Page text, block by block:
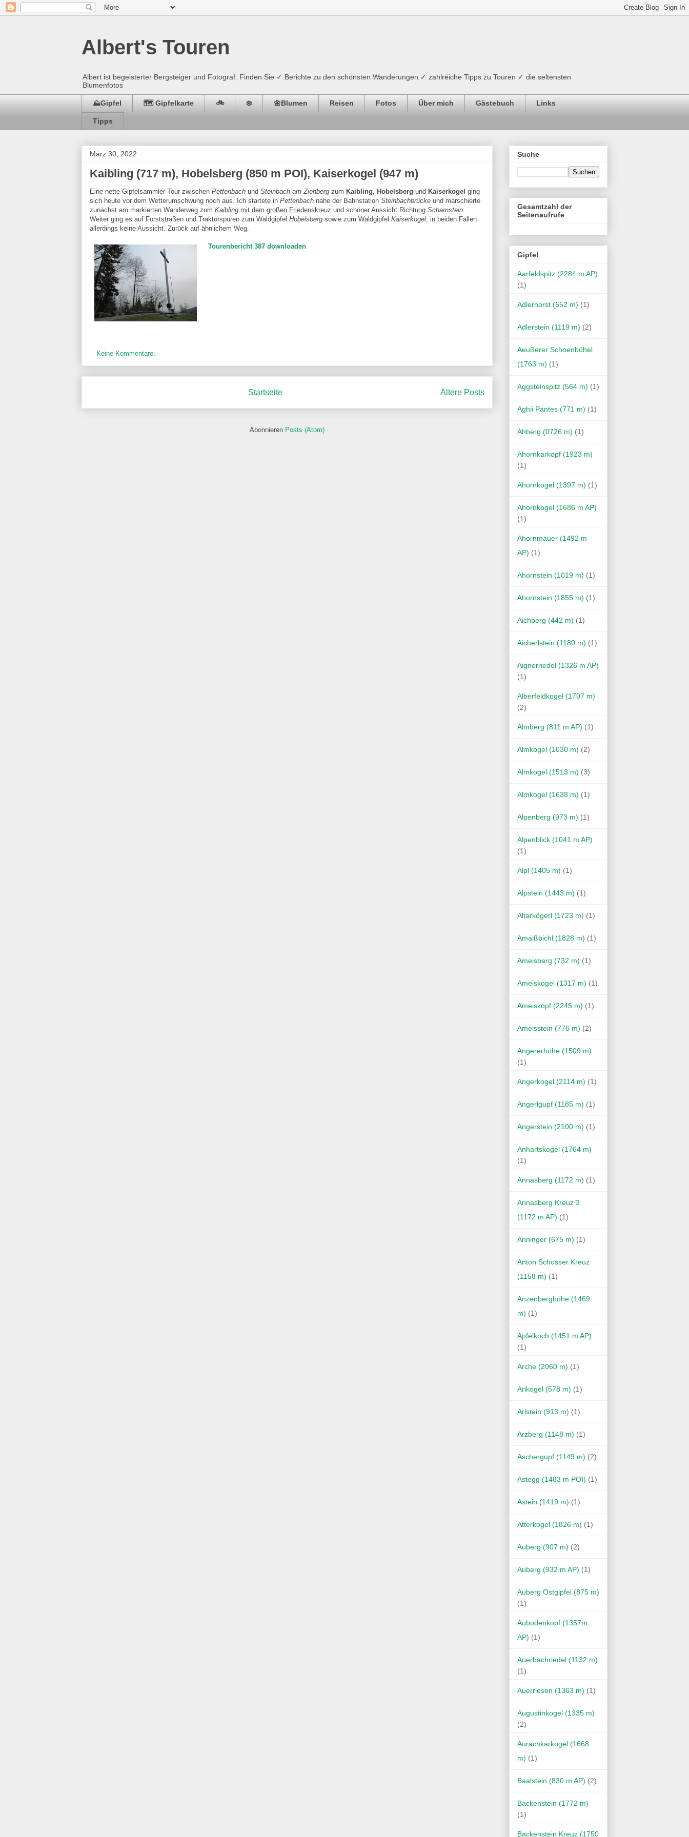
Albert's Touren
Albert ist begeisterter Bergsteiger und Fotograf. Finden Sie ✓ Berichte zu den schönsten Wanderungen ✓ zahlreiche Tipps zu Touren ✓ die seltensten
Blumenfotos
⛰️Gipfel 🗺️ Gipfelkarte 🚲 ❄️ 🌼Blumen Reisen Fotos Über mich Gästebuch Links
Tipps
März 30, 2022
Kaibling (717 m), Hobelsberg (850 m POI), Kaiserkogel (947 m)
Eine nette Gipfelsammler-Tour zwischen Pettenbach und Steinbach am Ziehberg zum Kaibling Hobelsberg und Kaiserkogel ging
sich heute vor dem Wetterumschwung noch aus
Ich startete in Pettenbach nahe der Bahnstation Steinbachbrücke und marschierte
zunächst am markierten Wanderweg zum Kaibling mit dem großen Friedenskreuz und schöner Aussicht Richtung Scharnstein
Weiter ging es auf Forststraßen und Traktorspuren zum Waldgipfel Hobelsberg sowie zum Waldgipfel Kaiserkogel , in beiden Fällen
allerdings keine Aussicht. Zurück auf ähnlichem Weg.
Tourenbericht 387 downloaden
Keine Kommentare:
Ältere Posts
Startseite
Abonnieren Posts (Atom)
Suche
Gesamtzahl der
Seitenaufrufe
Gipfel
Aarfeldspitz (2284 m AP)
(1)
Adlerhorst (652 m) (1)
Adlerstein (1119 m) (2)
Aeußerer Schoenbühel
(1763 m) (1)
Aggsteinspitz (564 m) (1)
Aghii Pantes (771 m) (1)
Ahberg (0726 m) (1)
Ahornkarkopf (1923 m)
(1)
Ahornkogel (1397 m) (1)
Ahornkogel (1686 m AP)
(1)
Ahornmauer (1492 m
AP) (1)
Ahornstein (1019 m) (1)
Ahornstein (1855 m) (1)
Aichberg (442 m) (1)
Aicherlstein (1180 m) (1)
Aignerriedel (1326 m AP)
(1)
Alberfeldkogel (1707 m)
(2)
Almberg (811 m AP) (1)
Almkogel (1030 m) (2)
Almkogel (1513 m) (3)
Almkogel (1638 m) (1)
Alpenberg (973 m) (1)
Alpenblick (1041 m AP)
(1)
Alpl (1405 m) (1)
Alpstein (1443 m) (1)
Altarkögerl (1723 m) (1)
Amaißbichl (1828 m) (1)
Ameisberg (732 m) (1)
Ameiskogel (1317 m) (1)
Ameiskopf (2245 m) (1)
Ameisstein (776 m) (2)
Angererhöhe (1509 m)
(1)
Angerkogel (2114 m) (1)
Angerlgupf (1185 m) (1)
Angerstein (2100 m) (1)
Anhartskogel (1764 m)
(1)
Annasberg (1172 m) (1)
Annasberg Kreuz 3
(1172 m AP) (1)
Anninger (675 m) (1)
Anton Schosser Kreuz
(1158 m) (1)
Anzenberghöhe (1469
m) (1)
Apfelkoch (1451 m AP)
(1)
Arche (2060 m) (1)
Arikogel (578 m) (1)
Arlstein (913 m) (1)
Arzberg (1148 m) (1)
Aschergupf (1149 m) (2)
Astegg (1483 m POI) (1)
Astein (1419 m) (1)
Atterkogel (1826 m) (1)
Auberg (907 m) (2)
Auberg (932 m AP) (1)
Auberg Ostgipfel (875 m)
(1)
Aubodenkopf (1357m
AP) (1)
Auerbachriedel (1132 m)
(1)
Auerriesen (1363 m) (1)
Augustinkogel (1335 m)
(2)
Aurachkarkogel (1668
m) (1)
Baalstein (830 m AP) (2)
Backenstein (1772 m)
(1)
Backenstein Kreuz (1750